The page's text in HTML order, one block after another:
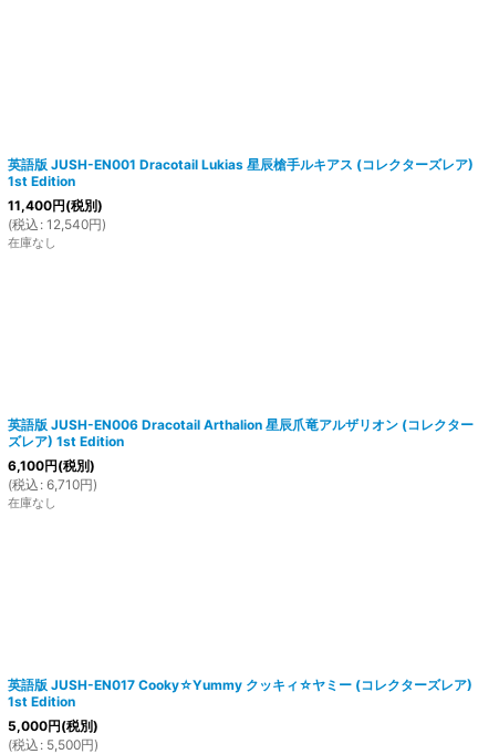
英語版 JUSH-EN001 Dracotail Lukias 星辰槍手ルキアス (コレクターズレア)
1st Edition
11,400円(税別)
(税込 : 12,540円)
在庫なし
英語版 JUSH-EN006 Dracotail Arthalion 星辰爪竜アルザリオン (コレクター
ズレア) 1st Edition
6,100円(税別)
(税込 : 6,710円)
在庫なし
英語版 JUSH-EN017 Cooky☆Yummy クッキィ☆ヤミー (コレクターズレア)
1st Edition
5,000円(税別)
(税込 : 5,500円)